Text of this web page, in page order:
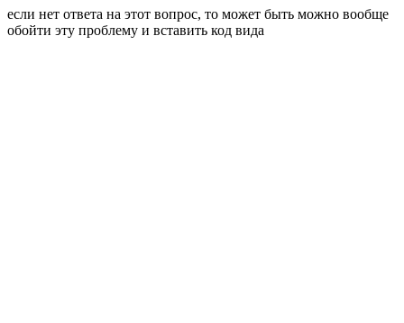
если нет ответа на этот вопрос, то может быть можно вообще
обойти эту проблему и вставить код вида